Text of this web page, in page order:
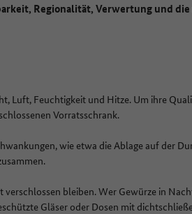
Regionalität, Verwertung und die
Luft, Feuchtigkeit und Hitze. Um ihre
Vorratsschrank.
wie etwa die Ablage auf der
bleiben. Wer Gewürze in
Gläser oder Dosen mit